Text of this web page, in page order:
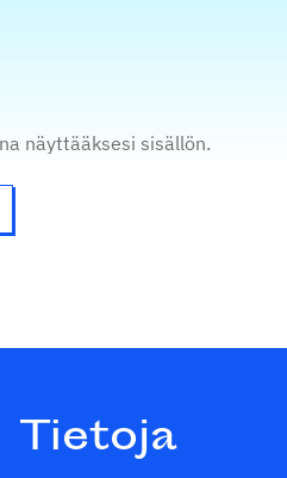
näyttääksesi sisällön.
Tietoja